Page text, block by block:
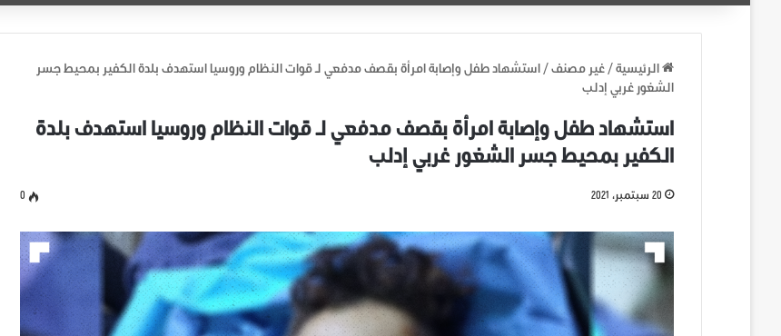
الرئيسية / غير مصنف / استشهاد طفل وإصابة امرأة بقصف مدفعي لـ قوات النظام وروسيا استهدف بلدة الكفير بمحيط جسر
الشغور غربي إدلب
استشهاد طفل وإصابة امرأة بقصف مدفعي لـ قوات النظام وروسيا استهدف بلدة
الكفير بمحيط جسر الشغور غربي إدلب
20 سبتمبر، 2021 0